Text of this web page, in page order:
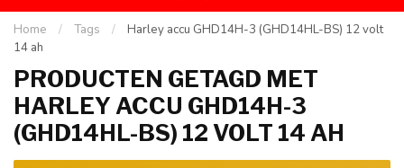
Home / Tags /
Harley accu GHD14H-3 (GHD14HL-BS) 12 volt
14 ah
PRODUCTEN GETAGD MET
HARLEY ACCU GHD14H-3
(GHD14HL-BS) 12 VOLT 14 AH